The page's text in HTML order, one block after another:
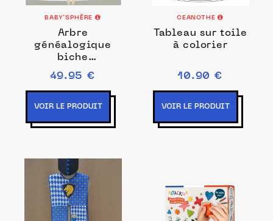
BABY’SPHÈRE
Arbre
généalogique
biche
personnalisé
49.95 €
VOIR LE PRODUIT
CEANOTHE
Tableau sur toile
à colorier
10.90 €
VOIR LE PRODUIT